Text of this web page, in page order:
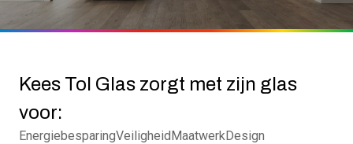
Kees Tol Glas zorgt met zijn glas
voor:
EnergiebesparingVeiligheidMaatwerkDesign